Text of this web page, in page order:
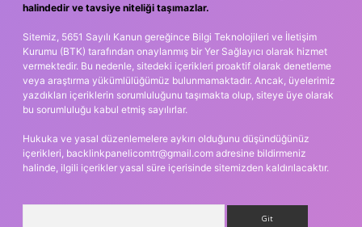
halindedir ve tavsiye niteliği taşımazlar.
Sitemiz, 5651 Sayılı Kanun gereğince Bilgi Teknolojileri ve İletişim
Kurumu (BTK) tarafından onaylanmış bir Yer Sağlayıcı olarak hizmet
vermektedir. Bu nedenle, sitedeki içerikleri proaktif olarak denetleme
veya araştırma yükümlülüğümüz bulunmamaktadır. Ancak, üyelerimiz
yazdıkları içeriklerin sorumluluğunu taşımakta olup, siteye üye olarak
bu sorumluluğu kabul etmiş sayılırlar.
Hukuka ve yasal düzenlemelere aykırı olduğunu düşündüğünüz
içerikleri, backlinkpanelicomtr@gmail.com adresine bildirmeniz
halinde, ilgili içerikler yasal süre içerisinde sitemizden kaldırılacaktır.